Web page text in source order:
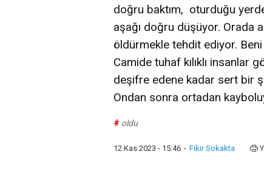
doğru baktım, oturduğu
aşağı doğru düşüyor. Orada
öldürmekle tehdit ediyor.
Camide tuhaf kılıklı insanlar
deşifre edene kadar sert bir
Ondan sonra ortadan
# oldu
12 Kas 2023 - 15:46 - Fikir Sokakta